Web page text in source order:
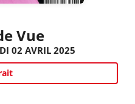
Vue
02 AVRIL 2025